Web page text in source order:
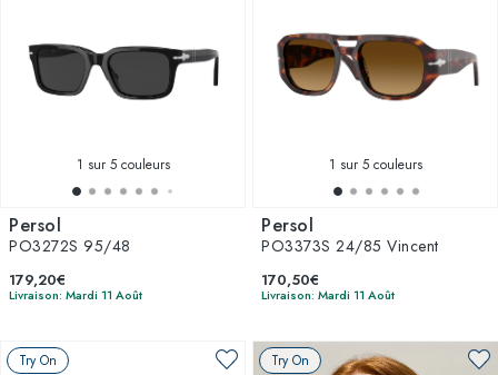
1 sur 5 couleurs
Persol
PO3272S 95/48
179,20€
Livraison: Mardi 11 Août
1 sur 5 couleurs
Persol
PO3373S 24/85 Vincent
170,50€
Livraison: Mardi 11 Août
Try On Try On